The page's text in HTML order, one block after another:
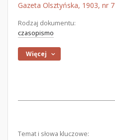
Gazeta Olsztyńska, 1903, nr 7
Rodzaj dokumentu:
czasopismo
Więcej
Temat i słowa kluczowe: